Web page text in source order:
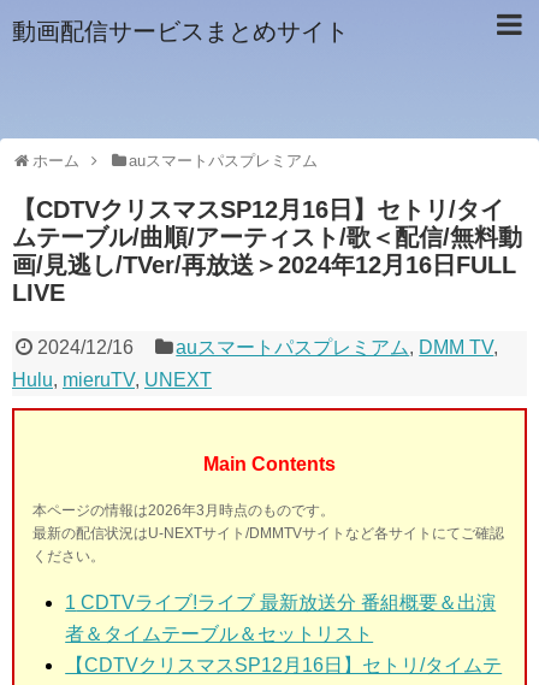
動画配信サービスまとめサイト
ホーム auスマートパスプレミアム
【CDTVクリスマスSP12月16日】セトリ/タイ
ムテーブル/曲順/アーティスト/歌＜配信/無料動
画/見逃し/TVer/再放送＞2024年12月16日FULL
LIVE
2024/12/16 auスマートパスプレミアム, DMM TV,
Hulu, mieruTV, UNEXT
Main Contents
本ページの情報は2026年3月時点のものです。
最新の配信状況はU-NEXTサイト/DMMTVサイトなど各サイトにてご確認
ください。
1 CDTVライブ!ライブ 最新放送分 番組概要＆出演
者＆タイムテーブル＆セットリスト
【CDTVクリスマスSP12月16日】セトリ/タイムテ